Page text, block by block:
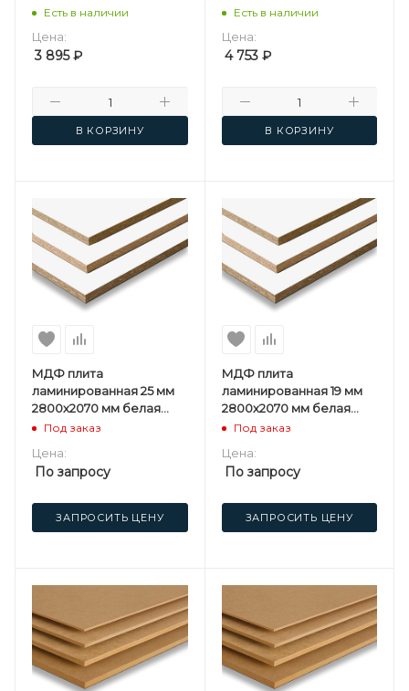
односторонняя
Есть в наличии
Цена:
3 895₽
В КОРЗИНУ
односторонняя
Есть в наличии
Цена:
4 753₽
В КОРЗИНУ
МДФ плита
ламинированная 25 мм
2800х2070 мм белая
односторонняя
Под заказ
Цена:
По запросу
ЗАПРОСИТЬ ЦЕНУ
МДФ плита
ламинированная 19 мм
2800х2070 мм белая
двусторонняя
Под заказ
Цена:
По запросу
ЗАПРОСИТЬ ЦЕНУ